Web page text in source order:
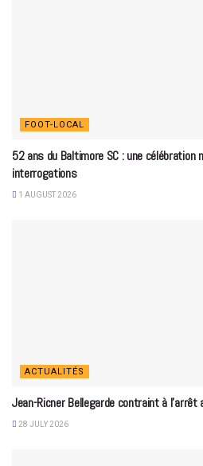
FOOT-LOCAL
52 ans du Baltimore SC : une célébration
interrogations
1 AUGUST 2026
ACTUALITÉS
Jean-Ricner Bellegarde contraint à
28 JULY 2026